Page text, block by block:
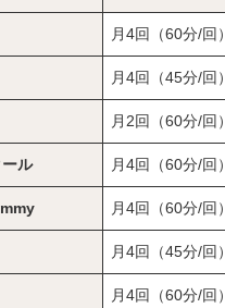
月4回（60分/回）
月4回（45分/回）
月2回（60分/回）
ル 月4回（60分/回）
月4回（60分/回）
月4回（45分/回）
月4回（60分/回）